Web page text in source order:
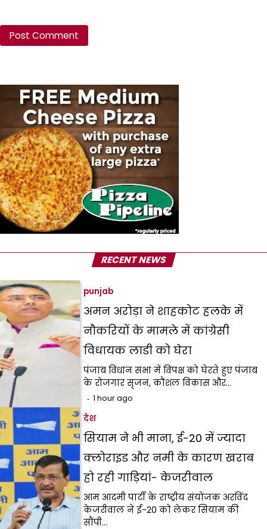
RECENT NEWS
punjab
अमन अरोड़ा ने शाहकोट हलके में
नौकरियों के मामले में कांग्रेसी
विधायक लाडी को घेरा
पंजाब विधान सभा में विपक्ष को घेरते हुए पंजाब
के रोजगार सृजन, कौशल विकास और…
1 hour ago
देश
सियाम ने भी माना, ई-20 में ज्यादा
क्लोराइड और नमी के कारण खराब
हो रही गाड़ियां- केजरीवाल
आम आदमी पार्टी के राष्ट्रीय संयोजक अरविंद
केजरीवाल ने ई-20 को लेकर सियाम की
सौंपी…